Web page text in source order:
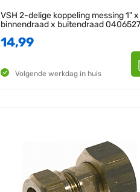
VSH 2-delige koppeling messing 1"
binnendraad x buitendraad 0406527
14,99
Volgende werkdag in huis